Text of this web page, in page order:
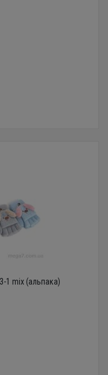
1 mix (альпака)